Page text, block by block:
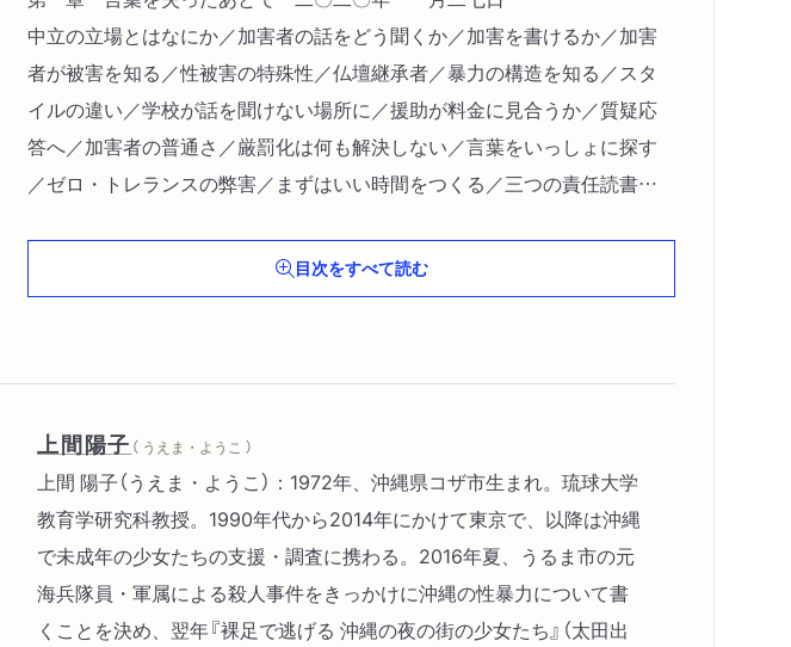
中立の立場とはなにか／加害者の話をどう聞くか／加害を書けるか／加害
者が被害を知る／性被害の特殊性／仏壇継承者／暴力の構造を知る／スタ
イルの違い／学校が話を聞けない場所に／援助が料金に見合うか／質疑応
答へ／加害者の普通さ／厳罰化は何も解決しない／言葉をいっしょに探す
／ゼロ・トレランスの弊害／まずはいい時間をつくる／三つの責任読書案
第二章 カウンセリングという仕事、社会調査という仕事 二〇二一年二
と／医者になるか、女性のアルコールやるか／女性の依存症の特異さ／八
〇年代の精神病院の経験が一生を決めた／生身の人間の話がおもしろい／
ネクタイを褒める／沈黙に強くなる読書案内②
第三章 話を聞いて書く 二〇二〇年二月二三日
精神疾患の鋳型／解離は手ごわい／医療との関係／加害はパターン化して
目次をすべて読む
上間陽子 （ うえま・ようこ ）
上間 陽子（うえま・ようこ）：1972年、沖縄県コザ市生まれ。琉球大学
教育学研究科教授。1990年代から2014年にかけて東京で、以降は沖縄
で未成年の少女たちの支援・調査に携わる。2016年夏、うるま市の元
海兵隊員・軍属による殺人事件をきっかけに沖縄の性暴力について書
くことを決め、翌年『裸足で逃げる 沖縄の夜の街の少女たち』（太田出